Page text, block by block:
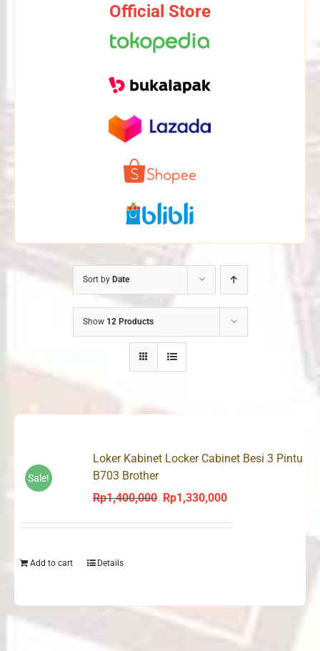
Official Store
Sort by Date
Show 12 Products
Sale!
Loker Kabinet Locker Cabinet Besi 3 Pintu
B703 Brother
Rp1,400,000
Original
Rp1,330,000Current
Add to cart Details